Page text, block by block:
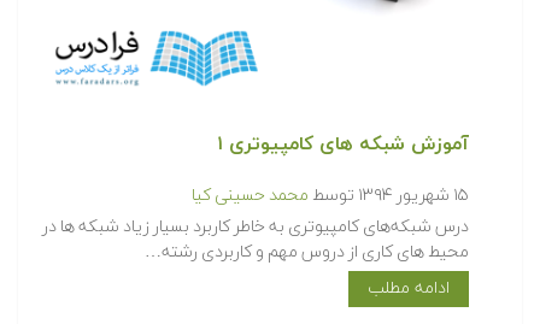
آموزش شبکه های کامپیوتری ۱
۱۵ شهریور ۱۳۹۴ توسط محمد حسینی کیا
درس شبکه‌های کامپیوتری به خاطر کاربرد بسیار زیاد شبکه ها در
محیط های کاری از دروس مهم و کاربردی رشته…
ادامه مطلب